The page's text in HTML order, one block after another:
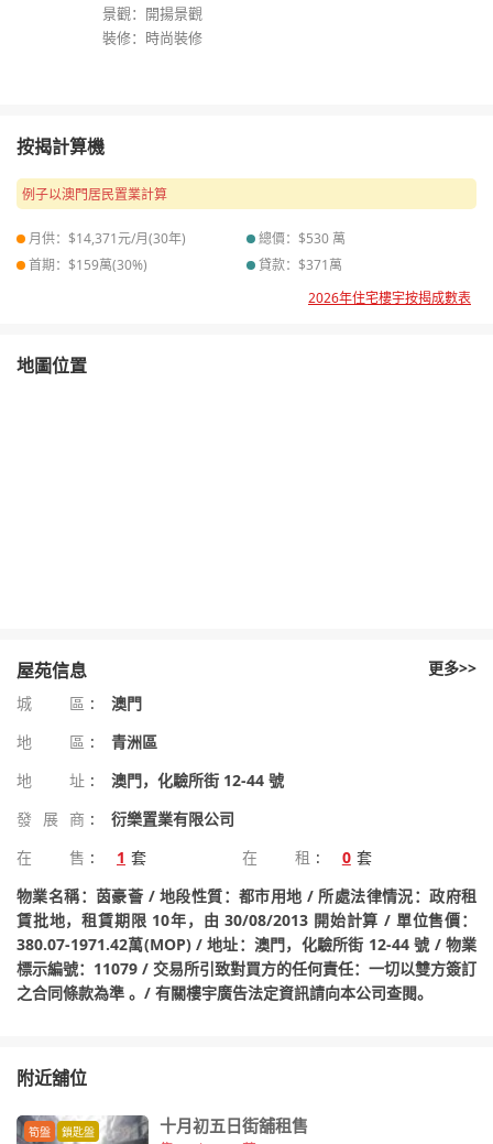
景觀：開揚景觀
按揭計算機
例子以澳門居民置業計算
月供：$14,371元/月(30年) 總價：$530 萬
首期：$159萬(30%) 貸款：$371萬
2026年住宅樓宇按揭成數表
地圖位置
屋苑信息
更多>>
城區 : 澳門
地區 :
青洲區
地址 :
澳門，化驗所街 12-44 號
發展商 :
衍樂置業有限公司
在售 : 1 套 在租 : 0 套
物業名稱：茵豪薈 / 地段性質：都市用地 / 所處法律情況：政府租
賃批地，租賃期限 10年，由 30/08/2013 開始計算 / 單位售價：
380.07-1971.42萬(MOP) / 地址：澳門，化驗所街 12-44 號 / 物業
標示編號：11079 / 交易所引致對買方的任何責任：一切以雙方簽訂
之合同條款為準 。/ 有關樓宇廣告法定資訊請向本公司查閱。
附近舖位
筍盤 鎖匙盤 十月初五日街舖租售